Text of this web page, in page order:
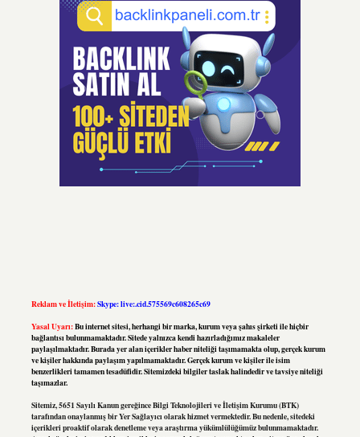
Reklam ve İletişim:Skype: live:.cid.575569c608265c69
Yasal Uyarı:Bu internet sitesi, herhangi bir marka, kurum veya şahıs şirketi ile hiçbir
bağlantısı bulunmamaktadır. Sitede yalnızca kendi hazırladığımız makaleler
paylaşılmaktadır. Burada yer alan içerikler haber niteliği taşımamakta olup, gerçek kurum
ve kişiler hakkında paylaşım yapılmamaktadır. Gerçek kurum ve kişiler ile isim
benzerlikleri tamamen tesadüfidir. Sitemizdeki bilgiler taslak halindedir ve tavsiye niteliği
taşımazlar.
Sitemiz, 5651 Sayılı Kanun gereğince Bilgi Teknolojileri ve İletişim Kurumu (BTK)
tarafından onaylanmış bir Yer Sağlayıcı olarak hizmet vermektedir. Bu nedenle, sitedeki
içerikleri proaktif olarak denetleme veya araştırma yükümlülüğümüz bulunmamaktadır.